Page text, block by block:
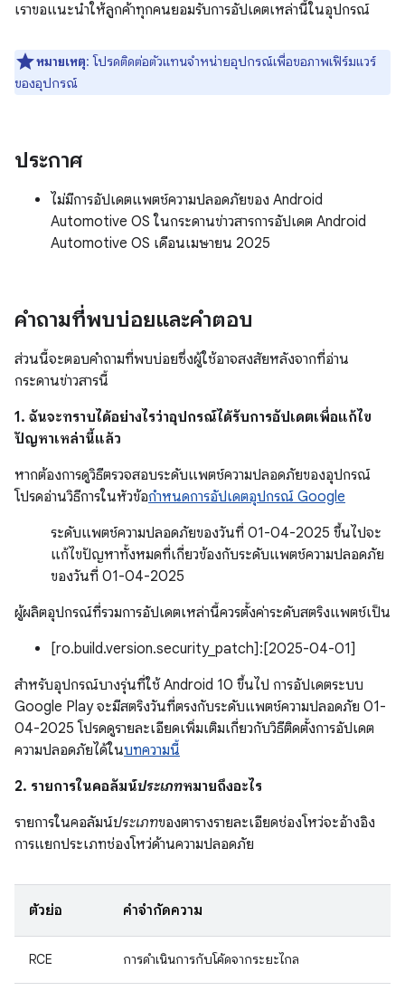
เราขอแนะนำให้ลูกค้าทุกคนยอมรับการอัปเดตเหล่านี้ในอุปกรณ์
หมายเหตุ: โปรดติดต่อตัวแทนจำหน่ายอุปกรณ์เพื่อขอภาพเฟิร์มแวร์
ของอุปกรณ์
ประกาศ
ไม่มีการอัปเดตแพตช์ความปลอดภัยของ Android
Automotive OS ในกระดานข่าวสารการอัปเดต Android
Automotive OS เดือนเมษายน 2025
คำถามที่พบบ่อยและคำตอบ
ส่วนนี้จะตอบคำถามที่พบบ่อยซึ่งผู้ใช้อาจสงสัยหลังจากที่อ่าน
กระดานข่าวสารนี้
1. ฉันจะทราบได้อย่างไรว่าอุปกรณ์ได้รับการอัปเดตเพื่อแก้ไข
ปัญหาเหล่านี้แล้ว
หากต้องการดูวิธีตรวจสอบระดับแพตช์ความปลอดภัยของอุปกรณ์
โปรดอ่านวิธีการในหัวข้อกำหนดการอัปเดตอุปกรณ์ Google
ระดับแพตช์ความปลอดภัยของวันที่ 01-04-2025 ขึ้นไปจะ
แก้ไขปัญหาทั้งหมดที่เกี่ยวข้องกับระดับแพตช์ความปลอดภัย
ของวันที่ 01-04-2025
ผู้ผลิตอุปกรณ์ที่รวมการอัปเดตเหล่านี้ควรตั้งค่าระดับสตริงแพตช์เป็น
[ro.build.version.security_patch]:[2025-04-01]
สำหรับอุปกรณ์บางรุ่นที่ใช้ Android 10 ขึ้นไป การอัปเดตระบบ
Google Play จะมีสตริงวันที่ตรงกับระดับแพตช์ความปลอดภัย 01-
04-2025 โปรดดูรายละเอียดเพิ่มเติมเกี่ยวกับวิธีติดตั้งการอัปเดต
ความปลอดภัยได้ในบทความนี้
2. รายการในคอลัมน์ประเภทหมายถึงอะไร
รายการในคอลัมน์ประเภทของตารางรายละเอียดช่องโหว่จะอ้างอิง
การแยกประเภทช่องโหว่ด้านความปลอดภัย
ตัวย่อ คำจำกัดความ
RCE การดำเนินการกับโค้ดจากระยะไกล